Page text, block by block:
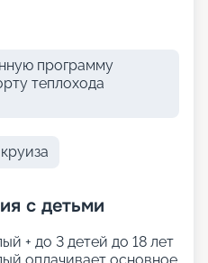
программу
теплохода
с детьми
+ до 3 детей до 18 лет